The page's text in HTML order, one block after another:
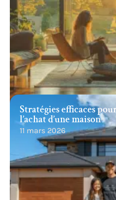
Stratégies efficaces
l’achat d’une maison
11 mars 2026